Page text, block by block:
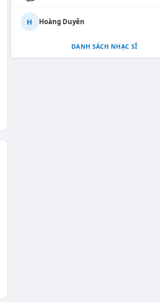
H Hoàng Duyên
DANH SÁCH NHẠC SĨ